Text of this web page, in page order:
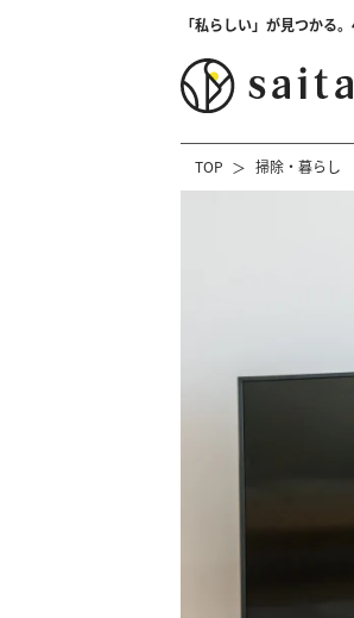
「私らしい」が見つかる
TOP 掃除・暮らし